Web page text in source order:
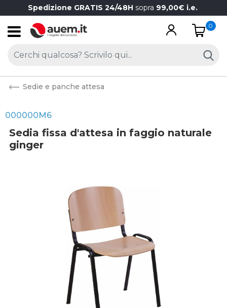
Spedizione GRATIS 24/48H sopra 99,00€ i.e.
Open
0
Sedie e panche attesa
000000M6
Sedia fissa d'attesa in faggio naturale
ginger